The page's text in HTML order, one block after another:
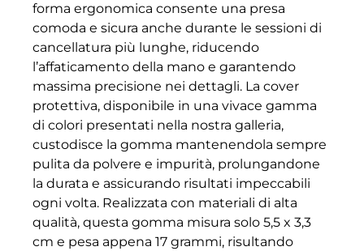
forma ergonomica consente una presa
comoda e sicura anche durante le sessioni di
cancellatura più lunghe, riducendo
l’affaticamento della mano e garantendo
massima precisione nei dettagli. La cover
protettiva, disponibile in una vivace gamma
di colori presentati nella nostra galleria,
custodisce la gomma mantenendola sempre
pulita da polvere e impurità, prolungandone
la durata e assicurando risultati impeccabili
ogni volta. Realizzata con materiali di alta
qualità, questa gomma misura solo 5,5 x 3,3
cm e pesa appena 17 grammi, risultando